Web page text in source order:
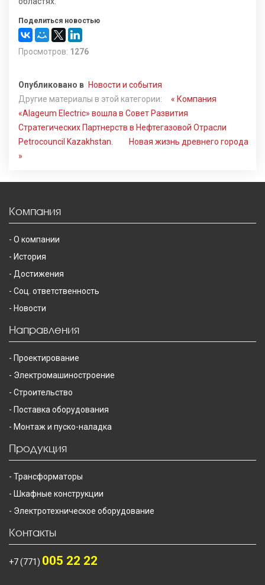
Поделиться новостью
Просмотров: 1276
Опубликовано в Новости и события
Другие материалы в этой категории:
« Компания
«Alageum Electric» вошла в Совет Развития
Стратегических Партнерств в Нефтегазовой Отрасли
Petrocouncil Kazakhstan.
Новая жизнь древнего города
»
Компания
О компании
История
Достижения
Соц. ответственность
Новости
Направления
Проектирование
Электромашиностроение
Строительство
Поставка оборудования
Монтаж и пуско-наладка
Продукция
Трансформаторы
Шкафные конструкции
Электротехническое оборудование
Контакты
+7 (771) 005 22 22